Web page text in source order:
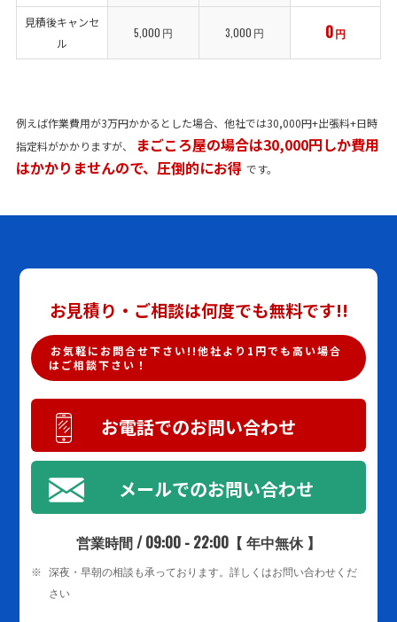
見積後キャンセ
ル
5,000 円 3,000 円 0円
例えば作業費用が3万円かかるとした場合、他社では30,000円+出張料+日時
指定料がかかりますが、
まごころ屋の場合は30,000円しか費用
はかかりませんので、圧倒的にお得 です。
お見積り・ご相談は何度でも無料です!!
お気軽にお問合せ下さい!!他社より1円でも高い場合
はご相談下さい！
お電話でのお問い合わせ
メールでのお問い合わせ
営業時間 / 09:00 - 22:00【 年中無休 】
※
深夜・早朝の相談も承っております。詳しくはお問い合わせくだ
さい